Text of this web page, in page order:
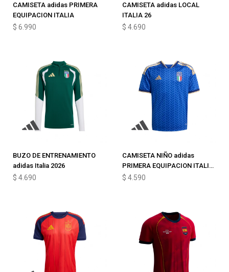
CAMISETA adidas PRIMERA
EQUIPACION ITALIA
$ 6.990
CAMISETA adidas LOCAL
ITALIA 26
$ 4.690
BUZO DE ENTRENAMIENTO
adidas Italia 2026
$ 4.690
CAMISETA NIÑO adidas
PRIMERA EQUIPACION ITALIA
2026
$ 4.590